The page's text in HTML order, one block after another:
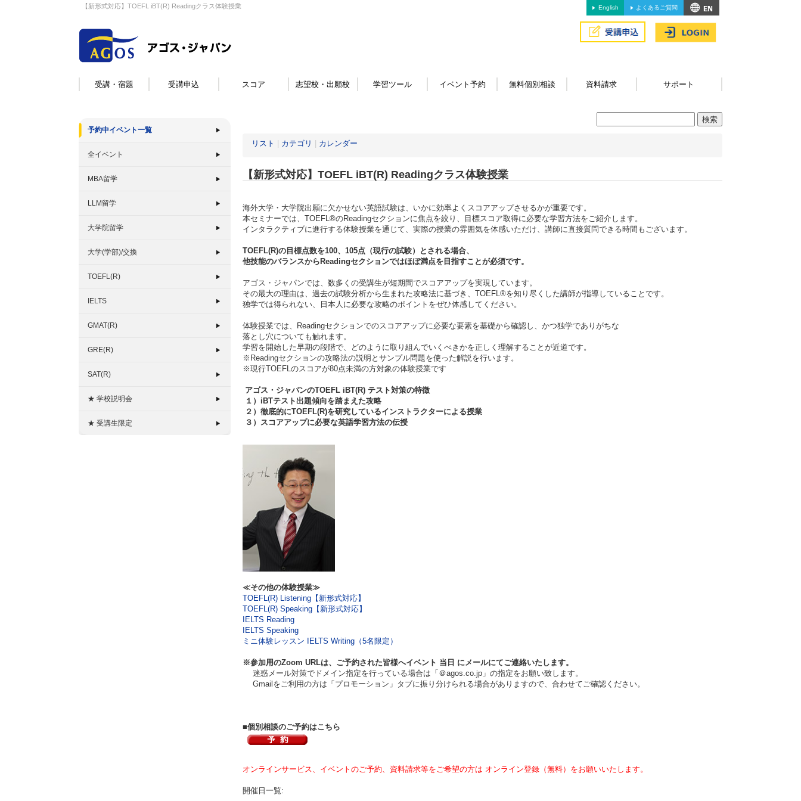
【新形式対応】TOEFL iBT(R) Readingクラス体験授業 English よくあるご質問
受講・宿題 受講申込 スコア 志望校・出願校 学習ツール イベント予約 無料個別相談 資料請求 サポート
予約中イベント一覧
全イベント
MBA留学
LLM留学
大学院留学
大学(学部)/交換
TOEFL(R)
IELTS
GMAT(R)
GRE(R)
SAT(R)
★ 学校説明会
★ 受講生限定
リスト カテゴリ カレンダー
【新形式対応】TOEFL iBT(R) Readingクラス体験授業
海外大学・大学院出願に欠かせない英語試験は、いかに効率よくスコアアップさせるかが重要です。
本セミナーでは、TOEFL®のReadingセクションに焦点を絞り、目標スコア取得に必要な学習方法をご紹介します。
インタラクティブに進行する体験授業を通じて、実際の授業の雰囲気を体感いただけ、講師に直接質問できる時間もございます。
TOEFL(R)の目標点数を100、105点（現行の試験）とされる場合、
他技能のバランスからReadingセクションではほぼ満点を目指すことが必須です。
アゴス・ジャパンでは、数多くの受講生が短期間でスコアアップを実現しています。
その最大の理由は、過去の試験分析から生まれた攻略法に基づき、TOEFL®を知り尽くした講師が指導していることです。
独学では得られない、日本人に必要な攻略のポイントをぜひ体感してください。
体験授業では、Readingセクションでのスコアアップに必要な要素を基礎から確認し、かつ独学でありがちな
落とし穴についても触れます。
学習を開始した早期の段階で、どのように取り組んでいくべきかを正しく理解することが近道です。
※Readingセクションの攻略法の説明とサンプル問題を使った解説を行います。
※現行TOEFLのスコアが80点未満の方対象の体験授業です
アゴス・ジャパンのTOEFL iBT(R) テスト対策の特徴
１）iBTテスト出題傾向を踏まえた攻略
２）徹底的にTOEFL(R)を研究しているインストラクターによる授業
３）スコアアップに必要な英語学習方法の伝授
≪その他の体験授業≫
TOEFL(R) Listening【新形式対応】
TOEFL(R) Speaking【新形式対応】
IELTS Reading
IELTS Speaking
ミニ体験レッスン IELTS Writing（5名限定）
※参加用のZoom URLは、ご予約された皆様へイベント 当日 にメールにてご連絡いたします。
迷惑メール対策でドメイン指定を行っている場合は「＠agos.co.jp」の指定をお願い致します。
Gmailをご利用の方は「プロモーション」タブに振り分けられる場合がありますので、合わせてご確認ください。
■個別相談のご予約はこちら
オンラインサービス、イベントのご予約、資料請求等をご希望の方は オンライン登録（無料）をお願いいたします。
開催日一覧: